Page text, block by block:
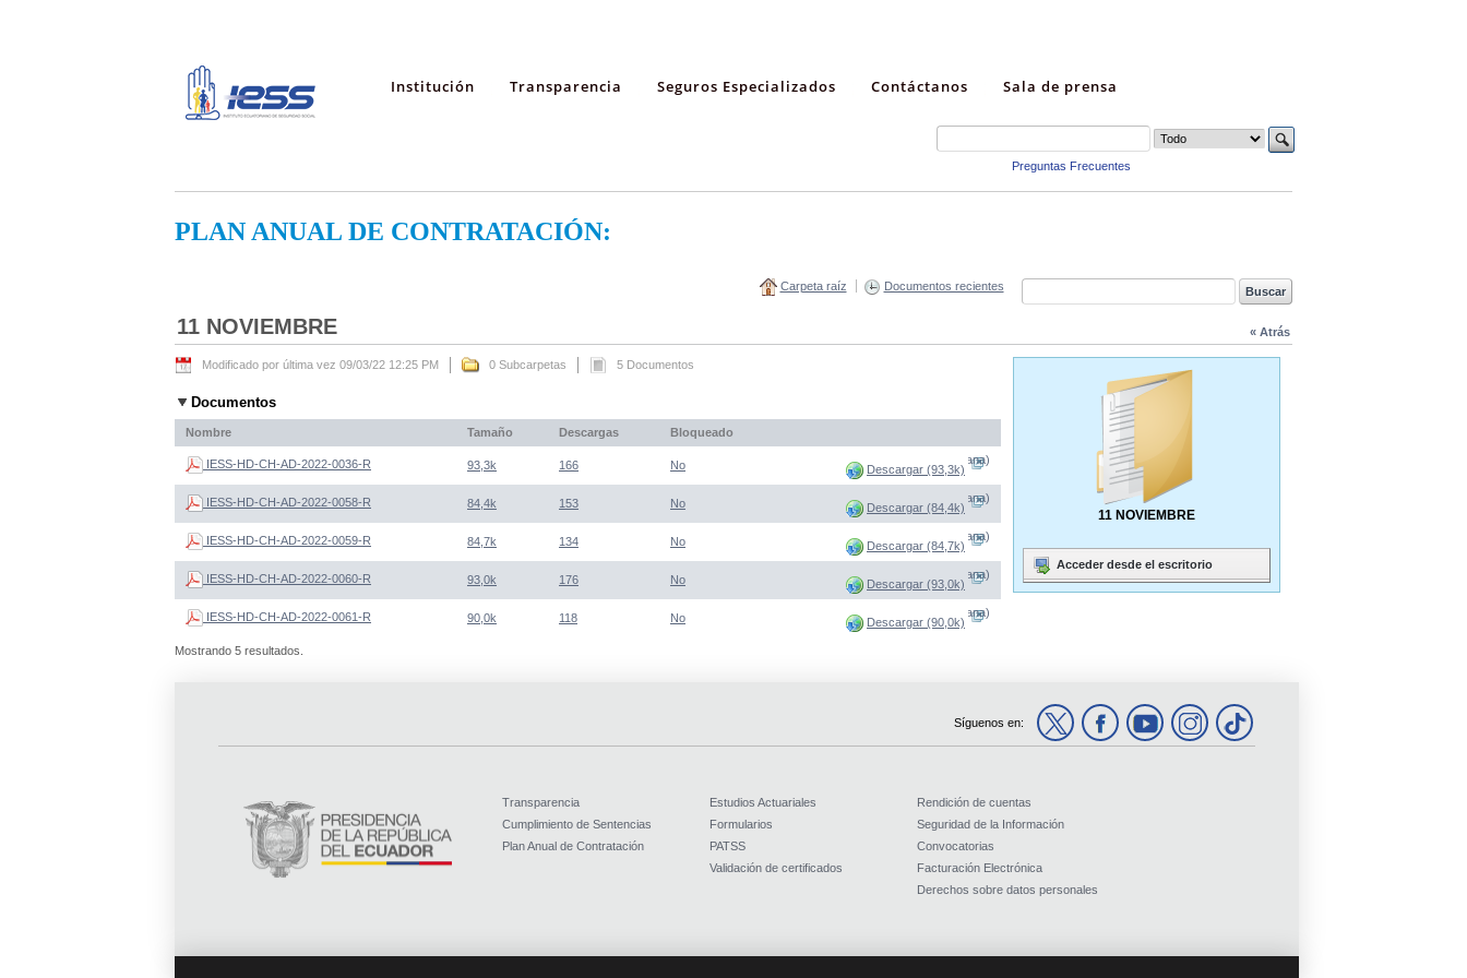
Institución Transparencia Seguros Especializados Contáctanos Sala de prensa
Preguntas Frecuentes
PLAN ANUAL DE CONTRATACIÓN:
Carpeta raíz Documentos recientes
« Atrás
11 NOVIEMBRE
Modificado por última vez 09/03/22 12:25 PM 0 Subcarpetas 5 Documentos
Documentos
Nombre Tamaño Descargas Bloqueado
IESS-HD-CH-AD-2022-0036-R 93,3k 166 No Descargar (93,3k)
(Abre una nueva ventana)
IESS-HD-CH-AD-2022-0058-R 84,4k 153 No Descargar (84,4k)
(Abre una nueva ventana)
IESS-HD-CH-AD-2022-0059-R 84,7k 134 No Descargar (84,7k)
(Abre una nueva ventana)
IESS-HD-CH-AD-2022-0060-R 93,0k 176 No Descargar (93,0k)
(Abre una nueva ventana)
IESS-HD-CH-AD-2022-0061-R 90,0k 118 No Descargar (90,0k)
(Abre una nueva ventana)
Mostrando 5 resultados.
11 NOVIEMBRE
Acceder desde el escritorio
Síguenos en:
Transparencia
Cumplimiento de Sentencias
Plan Anual de Contratación
Estudios Actuariales
Formularios
PATSS
Validación de certificados
Rendición de cuentas
Seguridad de la Información
Convocatorias
Facturación Electrónica
Derechos sobre datos personales